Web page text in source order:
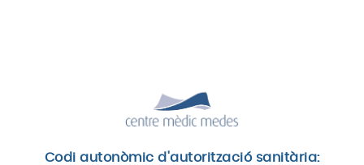
Codi autonòmic d'autorització sanitària: